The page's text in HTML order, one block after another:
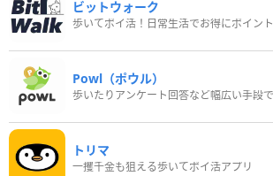
ビットウォーク
Powl（ポウル）
トリマ
一攫千金も狙える歩いてポイ活アプリ